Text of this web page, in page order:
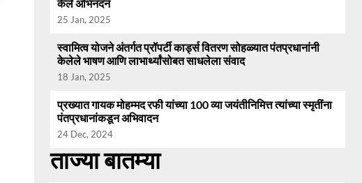
केले अभिनंदन
25 Jan, 2025
स्वामित्व योजने अंतर्गत प्रॉपर्टी कार्ड्स वितरण सोहळ्यात पंतप्रधानांनी
केलेले भाषण आणि लाभार्थ्यांसोबत साधलेला संवाद
18 Jan, 2025
प्रख्यात गायक मोहम्मद रफी यांच्या 100 व्या जयंतीनिमित्त त्यांच्या स्मृतींना
पंतप्रधानांकडून अभिवादन
24 Dec, 2024
ताज्या बातम्या